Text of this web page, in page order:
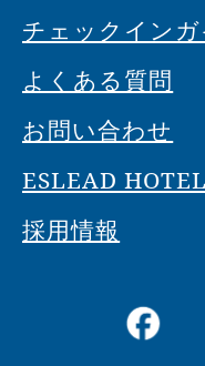
チェックインガ
よくある質問
お問い合わせ
ESLEAD
採用情報